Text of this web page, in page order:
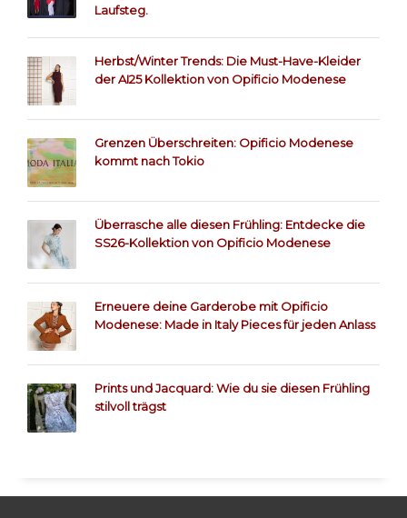
Laufsteg.
Herbst/Winter Trends: Die Must-Have-Kleider
der AI25 Kollektion von Opificio Modenese
Grenzen Überschreiten: Opificio Modenese
kommt nach Tokio
Überrasche alle diesen Frühling: Entdecke die
SS26-Kollektion von Opificio Modenese
Erneuere deine Garderobe mit Opificio
Modenese: Made in Italy Pieces für jeden Anlass
Prints und Jacquard: Wie du sie diesen Frühling
stilvoll trägst